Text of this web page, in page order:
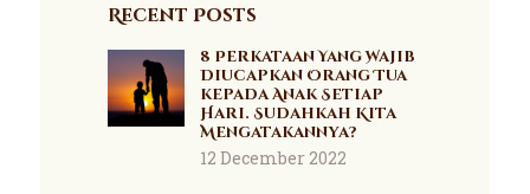
Recent Posts
8 Perkataan Yang Wajib
Diucapkan Orang Tua
kepada Anak Setiap
Hari. Sudahkah Kita
Mengatakannya?
12 December 2022